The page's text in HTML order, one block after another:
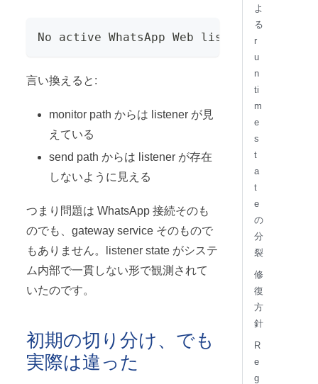
No active WhatsApp Web listener
言い換えると:
monitor path からは listener が見
えている
send path からは listener が存在
しないように見える
つまり問題は WhatsApp 接続そのも
のでも、gateway service そのもので
もありません。listener state がシステ
ム内部で一貫しない形で観測されて
いたのです。
初期の切り分け、でも
実際は違った
よ
る
r
u
n
ti
m
e
s
t
a
t
e
の
分
裂
修
復
方
針
R
e
g